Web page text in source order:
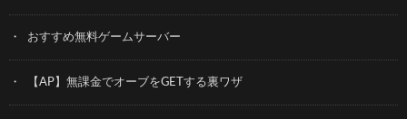
おすすめ無料ゲームサーバー
【AP】無課金でオーブをGETする裏ワザ